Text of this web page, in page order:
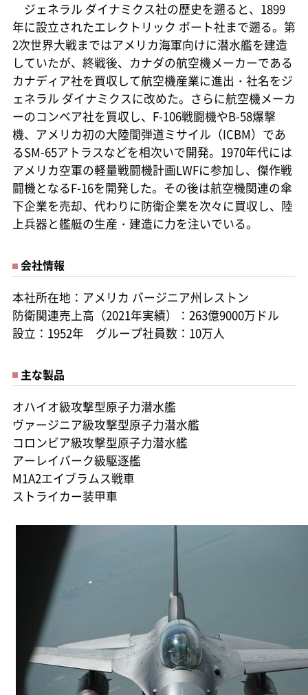
ジェネラル ダイナミクス社の歴史を遡ると、1899
年に設立されたエレクトリック ボート社まで遡る。第
2次世界大戦まではアメリカ海軍向けに潜水艦を建造
していたが、終戦後、カナダの航空機メーカーである
カナディア社を買収して航空機産業に進出・社名をジ
ェネラル ダイナミクスに改めた。さらに航空機メーカ
ーのコンベア社を買収し、F-106戦闘機やB-58爆撃
機、アメリカ初の大陸間弾道ミサイル（ICBM）であ
るSM-65アトラスなどを相次いで開発。1970年代には
アメリカ空軍の軽量戦闘機計画LWFに参加し、傑作戦
闘機となるF-16を開発した。その後は航空機関連の傘
下企業を売却、代わりに防衛企業を次々に買収し、陸
上兵器と艦艇の生産・建造に力を注いでいる。
会社情報
本社所在地：アメリカ バージニア州レストン
防衛関連売上高（2021年実績）：263億9000万ドル
設立：1952年 グループ社員数：10万人
主な製品
オハイオ級攻撃型原子力潜水艦
ヴァージニア級攻撃型原子力潜水艦
コロンビア級攻撃型原子力潜水艦
アーレイバーク級駆逐艦
M1A2エイブラムス戦車
ストライカー装甲車